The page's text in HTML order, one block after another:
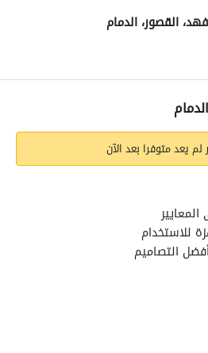
القصور، الدمام
الإعلان
لم يعد متوفرا بعد الآن
للاستخدام
التصاميم
درجات الراحة